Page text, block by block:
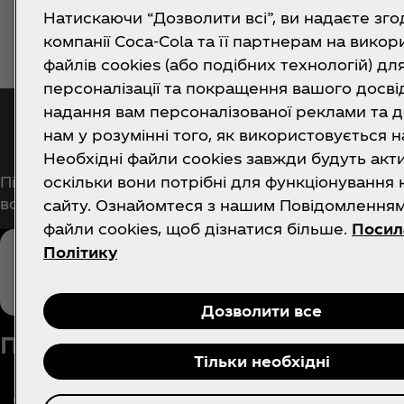
Отримувати
Підпишіться зараз, щоб отримати ексклюзивний
всіх матеріалів про Кока-Кола!
Про нас
Наша компанія
Потрібна
Поширені запитання
Натискаючи “Дозволити всі”, ви надаєте
компанії Coca‑Cola та її партнерам на
файлів cookies (або подібних технологій)
персоналізації та покращення вашого
надання вам персоналізованої реклами та
нам у розумінні того, як використовується
Необхідні файли cookies завжди будуть
оскільки вони потрібні для функціонування
сайту. Ознайомтеся з нашим
файли cookies, щоб дізнатися більше.
Політику
Дозволити все
Тільки необхідні